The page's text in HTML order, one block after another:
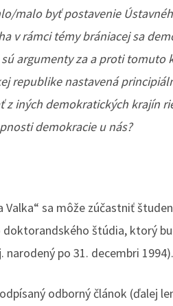
malo byť postavenie
v rámci témy brániacej sa
argumenty za a proti tomuto
republike nastavená
z iných demokratických krajín
demokracie u nás?
Valka“ sa môže zúčastniť
štúdia, ktorý
narodený po 31. decembri 1994).
odborný článok (ďalej